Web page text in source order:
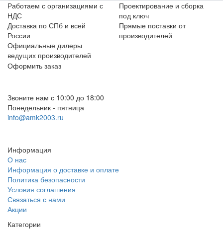
Работаем с организациями с
НДС
Проектирование и сборка
под ключ
Доставка по СПб и всей
России
Прямые поставки от
производителей
Официальные дилеры
ведущих производителей
Оформить заказ
Звоните нам с 10:00 до 18:00
Понедельник - пятница
info@amk2003.ru
Информация
О нас
Информация о доставке и оплате
Политика безопасности
Условия соглашения
Связаться с нами
Акции
Категории